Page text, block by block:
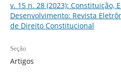
v. 15 n. 28 (2023): Constituição,
Desenvolvimento: Revista
de Direito Constitucional
Seção
Artigos